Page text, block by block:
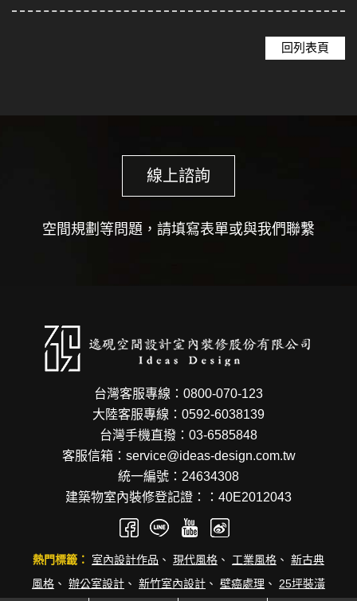
回列表頁
線上諮詢
空間規劃等問題，請填寫表單或與我們聯繫
台灣客服專線：0800-070-123
大陸客服專線：0592-6038139
台灣手機直撥：03-6585848
客服信箱：service@ideas-design.com.tw
統一編號：24634308
建築物室內裝修登記證：：40E2012043
熱門標籤： 室內設計作品 、 現代風格 、 工業風格 、 新古典
風格 、 辦公室設計 、 新竹室內設計 、 壁癌處理 、 25坪裝潢